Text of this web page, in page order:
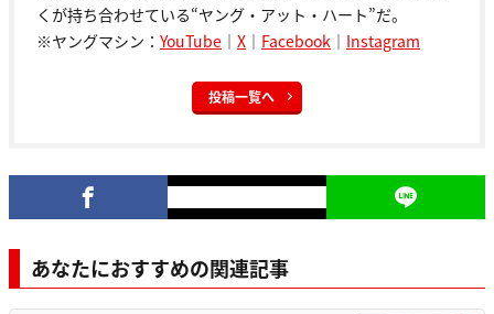
くが持ち合わせている“ヤング・アット・ハート”だ。
※ヤングマシン： YouTube ｜ X ｜ Facebook ｜ Instagram
投稿一覧へ
あなたにおすすめの関連記事